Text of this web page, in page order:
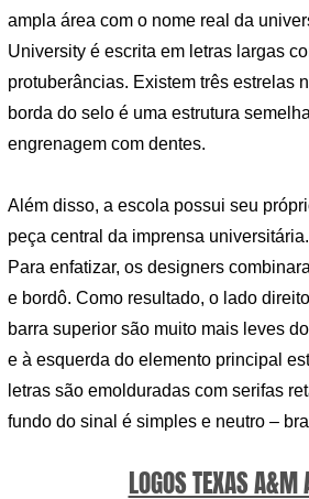
ampla área com o nome real da
University é escrita em letras largas
protuberâncias. Existem três estrelas
borda do selo é uma estrutura
engrenagem com dentes.
Além disso, a escola possui seu
peça central da imprensa universitária.
Para enfatizar, os designers
e bordô. Como resultado, o lado
barra superior são muito mais leves
e à esquerda do elemento principal
letras são emolduradas com serifas
fundo do sinal é simples e neutro –
LOGOS TEXAS A&M